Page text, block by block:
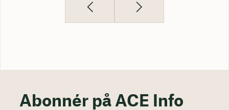
Abonnér på ACE Info